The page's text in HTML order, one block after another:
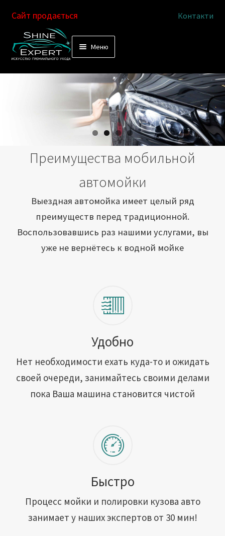
Перейти
к
Перейти
к
Сайт продається Контакти
Меню
Выездная автомойка
Химчистка салона
Подетальная химчистка
Как это работает
Сотрудничество
Вакансии
Адреса обслуживания
Контакты
Преимущества мобильной
автомойки
Выездная автомойка имеет целый ряд
преимуществ перед традиционной.
Воспользовавшись раз нашими услугами, вы
уже не вернётесь к водной мойке
Удобно
Нет необходимости ехать куда-то и ожидать
своей очереди, занимайтесь своими делами
пока Ваша машина становится чистой
Быстро
Процесс мойки и полировки кузова авто
занимает у наших экспертов от 30 мин!